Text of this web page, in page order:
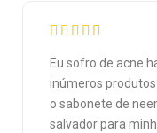
Eu sofro de acne
inúmeros
o sabonete de
salvador para